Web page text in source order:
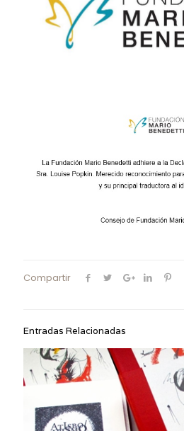
Compartir
Entradas Relacionadas